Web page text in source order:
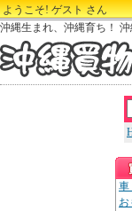
ようこそ! ゲスト さん
沖縄生まれ、沖縄育ち！
車
お